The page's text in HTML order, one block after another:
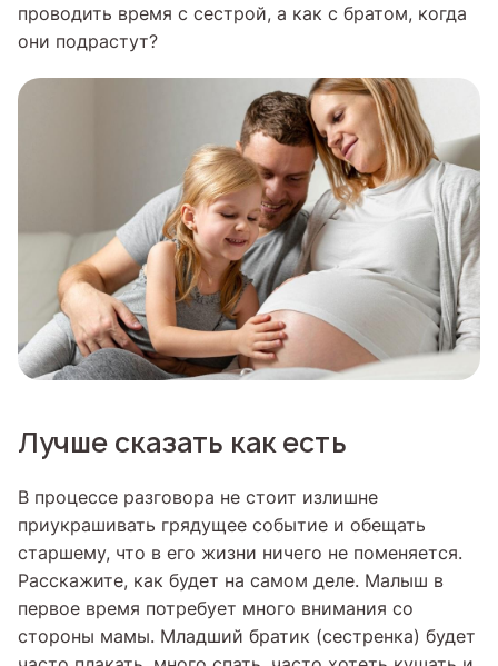
проводить время с сестрой, а как с братом, когда
они подрастут?
Лучше сказать как есть
В процессе разговора не стоит излишне
приукрашивать грядущее событие и обещать
старшему, что в его жизни ничего не поменяется.
Расскажите, как будет на самом деле. Малыш в
первое время потребует много внимания со
стороны мамы. Младший братик (сестренка) будет